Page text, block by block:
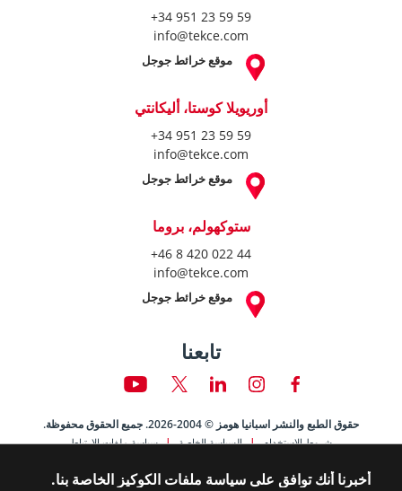
+34 951 23 59 59
info@tekce.com
موقع خرائط جوجل
أوريويلا كوستا، أليكانتي
+34 951 23 59 59
info@tekce.com
موقع خرائط جوجل
ستوكهولم، بروما
+46 8 420 022 44
info@tekce.com
موقع خرائط جوجل
تابعنا
حقوق الطبع والنشر اسبانيا هومز © 2004-2026. جميع الحقوق محفوظة.
شروط الاستخدام السياسة الخاصة سياسة ملفات الارتباط
أخبرنا أنك توافق على سياسة ملفات الكوكيز الخاصة بنا.